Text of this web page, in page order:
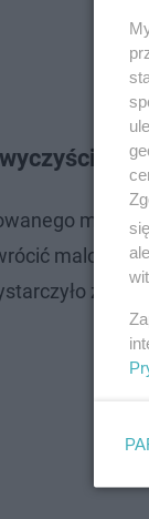
muralu